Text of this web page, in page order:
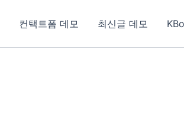
컨택트폼 데모 최신글 데모